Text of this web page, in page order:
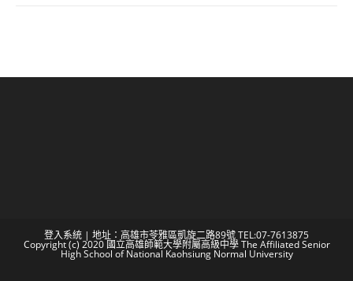
登入系統 | 地址：高雄市苓雅區凱旋二路89號 TEL:07-7613875
Copyright (c) 2020 國立高雄師範大學附屬高級中學 The Affiliated Senior
High School of National Kaohsiung Normal University